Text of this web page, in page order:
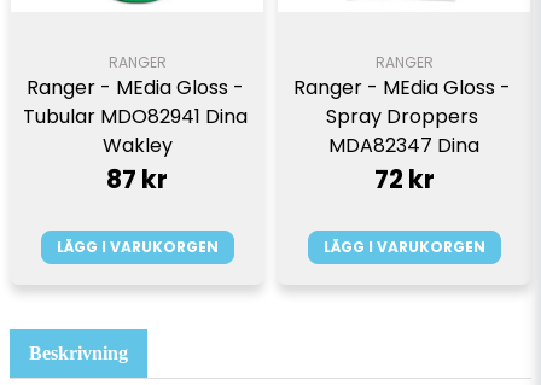
Beskrivning
RANGER
Ranger - MEdia Gloss -
Tubular MDO82941 Dina
Wakley
87 kr
LÄGG I VARUKORGEN
RANGER
Ranger - MEdia Gloss -
Spray Droppers
MDA82347 Dina
72 kr
LÄGG I VARUKORGEN